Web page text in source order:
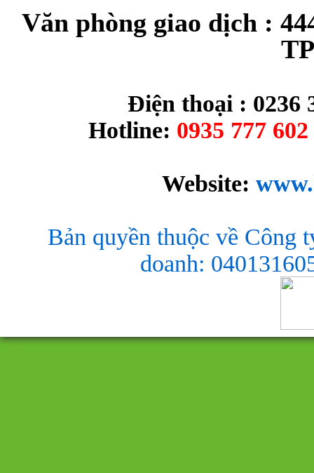
Văn phòng giao dịch :
Điện thoại : 0236
Hotline: 0935 777
Website:
Bản quyền thuộc về Công
doanh: